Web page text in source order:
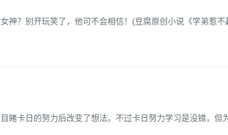
神？别开玩笑了，他可不会相信！(豆腐原创小说《学弟惹
睹卡日的努力后改变了想法。不过卡日努力学习是没错，但